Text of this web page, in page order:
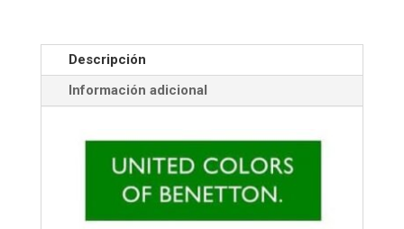
Descripción
Información adicional